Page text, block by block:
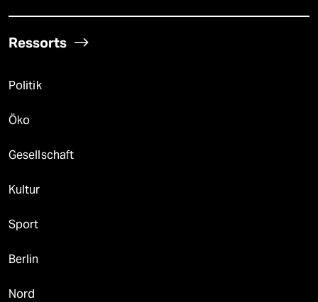
Ressorts
Politik
Öko
Gesellschaft
Kultur
Sport
Berlin
Nord